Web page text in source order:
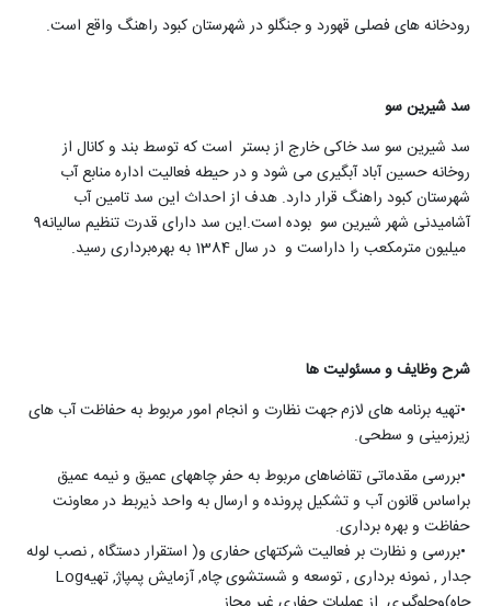
رودخانه های فصلی قهورد و جنگلو در شهرستان کبود راهنگ واقع است.
سد شیرین سو
سد شیرین سو سد خاکی خارج از بستر است که توسط بند و کانال از
روخانه حسین آباد آبگیری می شود و در حیطه فعالیت اداره منابع آب
شهرستان کبود راهنگ قرار دارد. هدف از احداث این سد تامین آب
آشامیدنی شهر شیرین سو بوده است.
این سد دارای قدرت تنظیم سالیانه9
میلیون مترمکعب را داراست و در سال 1384 به بهره‌برداری رسید.
شرح وظایف و مسئولیت ها
•تهیه برنامه های لازم جهت نظارت و انجام امور مربوط به حفاظت آب های
زیرزمینی و سطحی.
•بررسی مقدماتی تقاضاهای مربوط به حفر چاههای عمیق و نیمه عمیق
براساس قانون آب و تشکیل پرونده و ارسال به واحد ذیربط در معاونت
حفاظت و بهره برداری.
•بررسی و نظارت بر فعالیت شرکتهای حفاری و( استقرار دستگاه , نصب لوله
جدار , نمونه برداری , توسعه و شستشوی چاه, آزمایش پمپاژ, تهیهLog